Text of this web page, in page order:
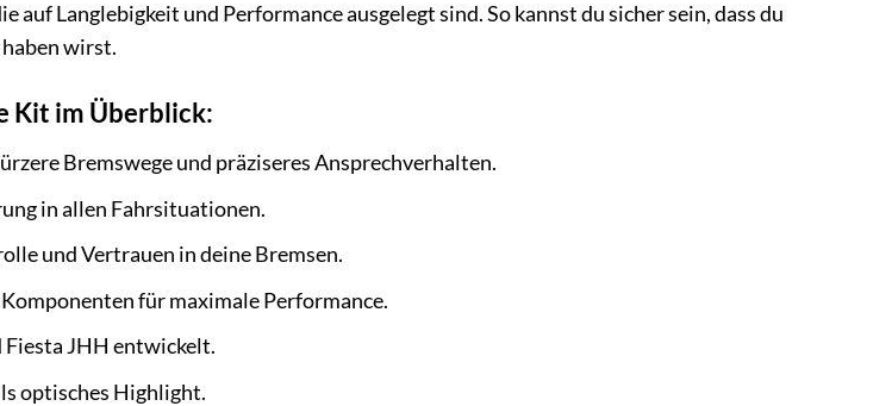
auf Langlebigkeit und Performance ausgelegt sind. So kannst du sicher sein, dass du
haben wirst.
Kit im Überblick:
Bremswege und präziseres Ansprechverhalten.
in allen Fahrsituationen.
und Vertrauen in deine Bremsen.
für maximale Performance.
Fiesta JHH entwickelt.
optisches Highlight.